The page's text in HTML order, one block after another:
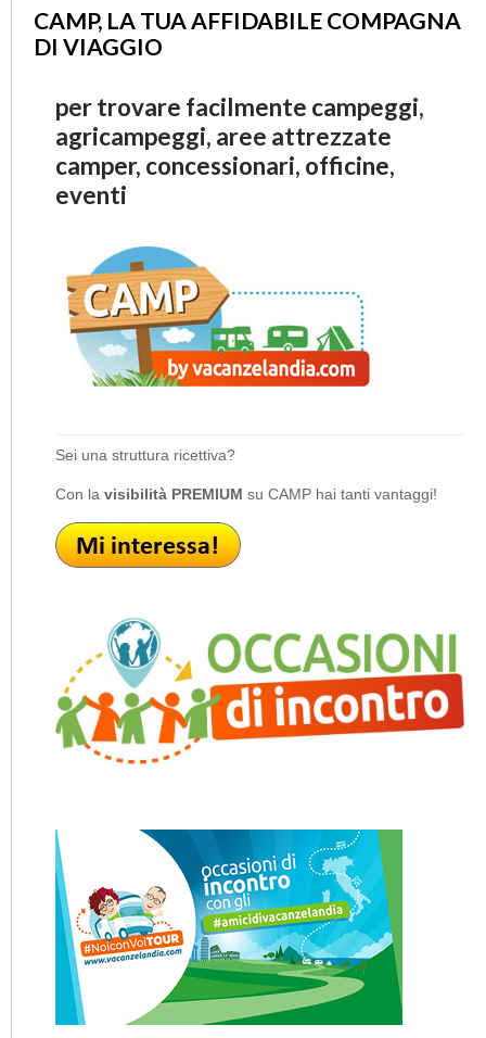
CAMP, LA TUA AFFIDABILE COMPAGNA
DI VIAGGIO
per trovare facilmente campeggi,
agricampeggi, aree attrezzate
camper, concessionari, officine,
eventi
Sei una struttura ricettiva?
Con la visibilità PREMIUM su CAMP hai tanti vantaggi!